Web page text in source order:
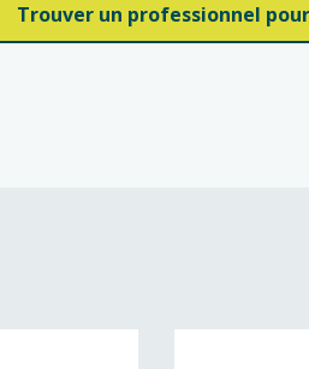
Trouver un professionnel